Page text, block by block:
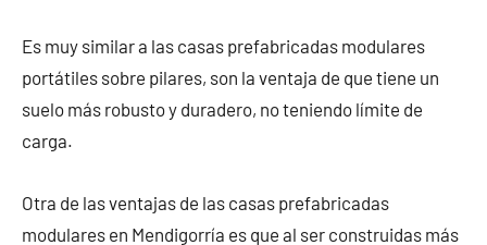
Es muy similar a las casas prefabricadas modulares
portátiles sobre pilares, son la ventaja de que tiene un
suelo más robusto y duradero, no teniendo límite de
carga.
Otra de las ventajas de las casas prefabricadas
modulares en Mendigorría es que al ser construidas más